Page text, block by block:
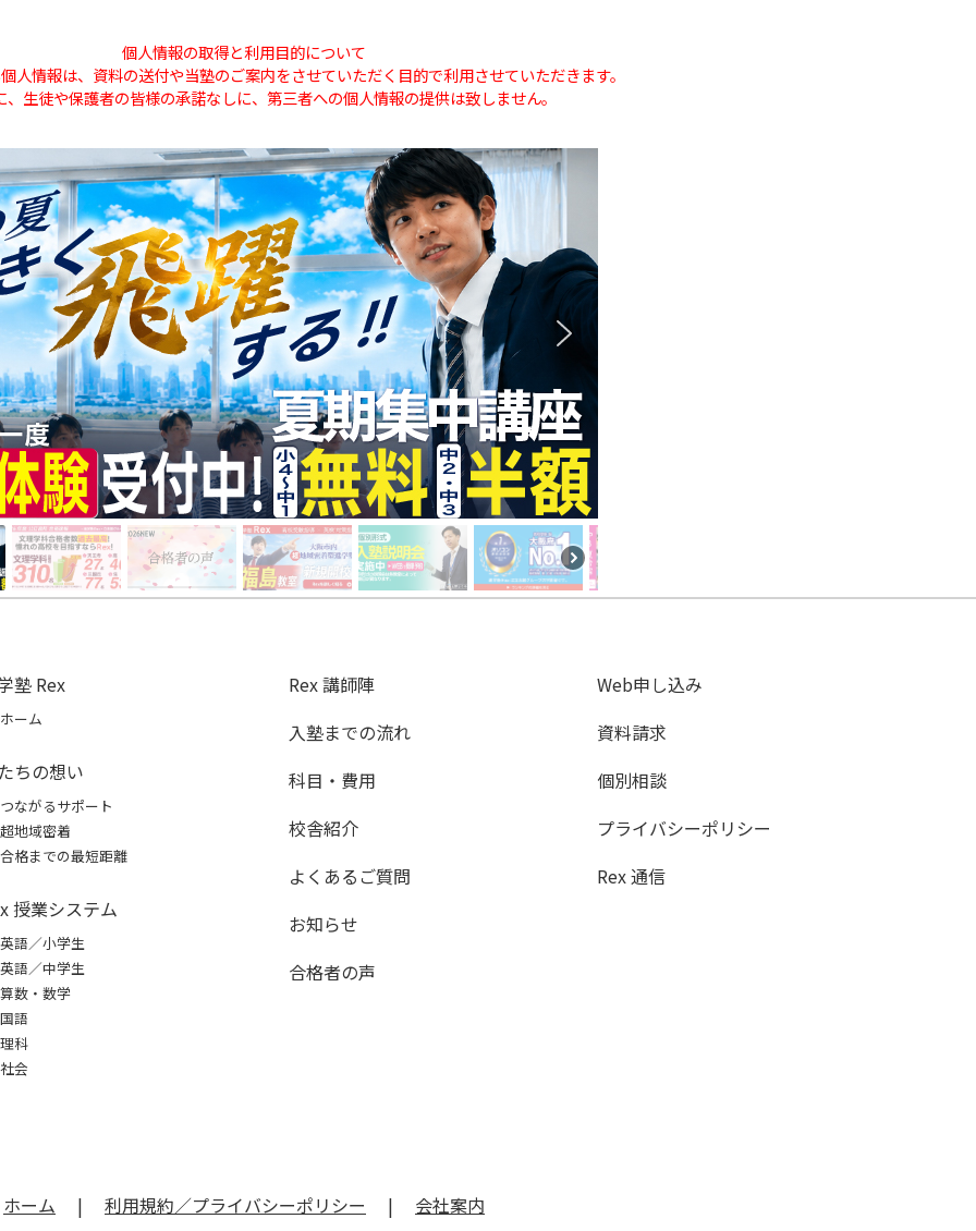
個人情報の取得と利用目的について
人情報は、資料の送付や当塾のご案内をさせていただく目的で利用させていただきます。
、生徒や保護者の皆様の承諾なしに、第三者への個人情報の提供は致しません。
塾 Rex
ホーム
ちの想い
つながるサポート
超地域密着
合格までの最短距離
授業システム
英語／小学生
英語／中学生
算数・数学
国語
理科
社会
Rex 講師陣
入塾までの流れ
科目・費用
校舎紹介
よくあるご質問
お知らせ
合格者の声
Web申し込み
資料請求
個別相談
プライバシーポリシー
Rex 通信
ホーム | 利用規約／プライバシーポリシー | 会社案内